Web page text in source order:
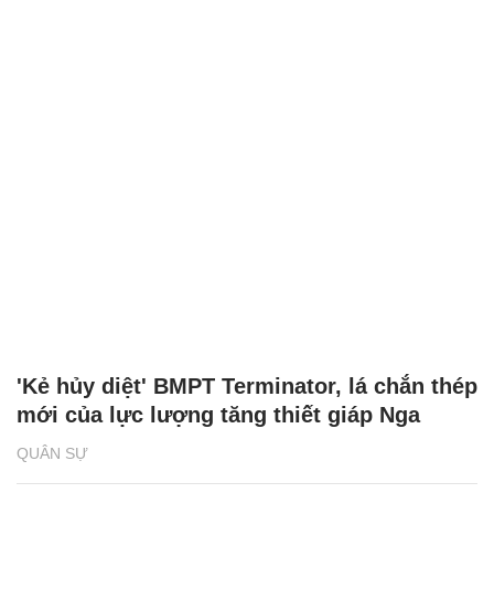
QUÂN SỰ
'Kẻ hủy diệt' BMPT Terminator, lá chắn thép
mới của lực lượng tăng thiết giáp Nga